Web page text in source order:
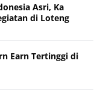
Asri, Ka
di Loteng
Earn Tertinggi di